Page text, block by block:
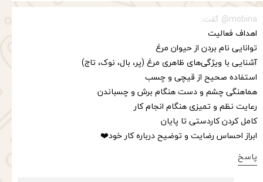
★★
mobina@ گفت:
اهداف فعالیت
توانایی نام بردن از حیوان مرغ
آشنایی با ویژگی‌های ظاهری مرغ (پر، بال، نوک، تاج)
استفاده صحیح از قیچی و چسب
هماهنگی چشم و دست هنگام برش و چسباندن
رعایت نظم و تمیزی هنگام انجام کار
کامل کردن کاردستی تا پایان
ابراز احساس رضایت و توضیح درباره کار خود❤️
پاسخ